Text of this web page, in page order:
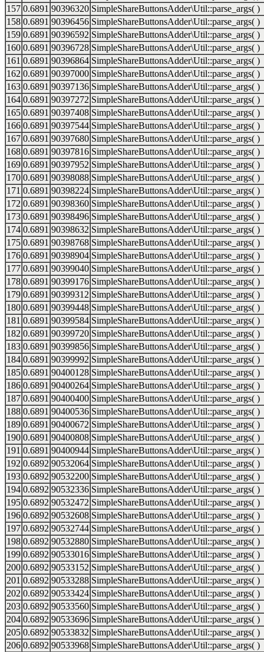
157 0.6891 90396320 SimpleShareButtonsAdder\Util::parse_args( )
158 0.6891 90396456 SimpleShareButtonsAdder\Util::parse_args( )
159 0.6891 90396592 SimpleShareButtonsAdder\Util::parse_args( )
160 0.6891 90396728 SimpleShareButtonsAdder\Util::parse_args( )
161 0.6891 90396864 SimpleShareButtonsAdder\Util::parse_args( )
162 0.6891 90397000 SimpleShareButtonsAdder\Util::parse_args( )
163 0.6891 90397136 SimpleShareButtonsAdder\Util::parse_args( )
164 0.6891 90397272 SimpleShareButtonsAdder\Util::parse_args( )
165 0.6891 90397408 SimpleShareButtonsAdder\Util::parse_args( )
166 0.6891 90397544 SimpleShareButtonsAdder\Util::parse_args( )
167 0.6891 90397680 SimpleShareButtonsAdder\Util::parse_args( )
168 0.6891 90397816 SimpleShareButtonsAdder\Util::parse_args( )
169 0.6891 90397952 SimpleShareButtonsAdder\Util::parse_args( )
170 0.6891 90398088 SimpleShareButtonsAdder\Util::parse_args( )
171 0.6891 90398224 SimpleShareButtonsAdder\Util::parse_args( )
172 0.6891 90398360 SimpleShareButtonsAdder\Util::parse_args( )
173 0.6891 90398496 SimpleShareButtonsAdder\Util::parse_args( )
174 0.6891 90398632 SimpleShareButtonsAdder\Util::parse_args( )
175 0.6891 90398768 SimpleShareButtonsAdder\Util::parse_args( )
176 0.6891 90398904 SimpleShareButtonsAdder\Util::parse_args( )
177 0.6891 90399040 SimpleShareButtonsAdder\Util::parse_args( )
178 0.6891 90399176 SimpleShareButtonsAdder\Util::parse_args( )
179 0.6891 90399312 SimpleShareButtonsAdder\Util::parse_args( )
180 0.6891 90399448 SimpleShareButtonsAdder\Util::parse_args( )
181 0.6891 90399584 SimpleShareButtonsAdder\Util::parse_args( )
182 0.6891 90399720 SimpleShareButtonsAdder\Util::parse_args( )
183 0.6891 90399856 SimpleShareButtonsAdder\Util::parse_args( )
184 0.6891 90399992 SimpleShareButtonsAdder\Util::parse_args( )
185 0.6891 90400128 SimpleShareButtonsAdder\Util::parse_args( )
186 0.6891 90400264 SimpleShareButtonsAdder\Util::parse_args( )
187 0.6891 90400400 SimpleShareButtonsAdder\Util::parse_args( )
188 0.6891 90400536 SimpleShareButtonsAdder\Util::parse_args( )
189 0.6891 90400672 SimpleShareButtonsAdder\Util::parse_args( )
190 0.6891 90400808 SimpleShareButtonsAdder\Util::parse_args( )
191 0.6891 90400944 SimpleShareButtonsAdder\Util::parse_args( )
192 0.6892 90532064 SimpleShareButtonsAdder\Util::parse_args( )
193 0.6892 90532200 SimpleShareButtonsAdder\Util::parse_args( )
194 0.6892 90532336 SimpleShareButtonsAdder\Util::parse_args( )
195 0.6892 90532472 SimpleShareButtonsAdder\Util::parse_args( )
196 0.6892 90532608 SimpleShareButtonsAdder\Util::parse_args( )
197 0.6892 90532744 SimpleShareButtonsAdder\Util::parse_args( )
198 0.6892 90532880 SimpleShareButtonsAdder\Util::parse_args( )
199 0.6892 90533016 SimpleShareButtonsAdder\Util::parse_args( )
200 0.6892 90533152 SimpleShareButtonsAdder\Util::parse_args( )
201 0.6892 90533288 SimpleShareButtonsAdder\Util::parse_args( )
202 0.6892 90533424 SimpleShareButtonsAdder\Util::parse_args( )
203 0.6892 90533560 SimpleShareButtonsAdder\Util::parse_args( )
204 0.6892 90533696 SimpleShareButtonsAdder\Util::parse_args( )
205 0.6892 90533832 SimpleShareButtonsAdder\Util::parse_args( )
206 0.6892 90533968 SimpleShareButtonsAdder\Util::parse_args( )